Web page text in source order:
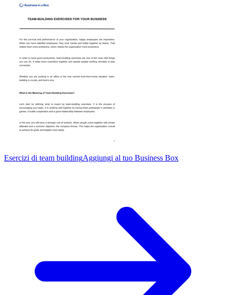
Esercizi di team buildingAggiungi al tuo Business Box